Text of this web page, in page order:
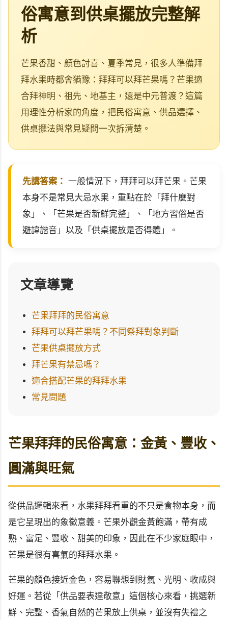
俗寓意到供桌擺放完整解
析
芒果香甜、顏色討喜、夏季常見，很多人準備拜
拜水果時都會猶豫：拜拜可以拜芒果嗎？芒果適
合拜神明、祖先、地基主，還是中元普渡？這篇
用理性分析家的角度，把民俗寓意、供品選擇、
供桌擺法與常見疑問一次拆清楚。
先講答案： 一般情況下，拜拜可以拜芒果。芒果
本身不是常見大忌水果，重點在於「拜什麼對
象」、「芒果是否新鮮完整」、「地方習俗是否
避諱諧音」以及「供桌擺放是否得體」。
文章導覽
芒果拜拜的民俗寓意
拜拜可以拜芒果嗎？不同祭拜對象判斷
芒果供桌擺放方式
拜芒果有禁忌嗎？
適合搭配芒果的拜拜水果
常見問題
芒果拜拜的民俗寓意：金黃、豐收、
圓滿與旺氣
從供品邏輯來看，水果拜拜看重的不只是食物本身，而
是它呈現出的象徵意義。芒果外觀金黃飽滿，帶有成
熟、富足、豐收、甜美的印象，因此在不少家庭眼中，
芒果是很有喜氣的拜拜水果。
芒果的顏色接近金色，容易聯想到財氣、光明、收成與
好運。若從「供品要表達敬意」這個核心來看，挑選新
鮮、完整、香氣自然的芒果放上供桌，並沒有失禮之